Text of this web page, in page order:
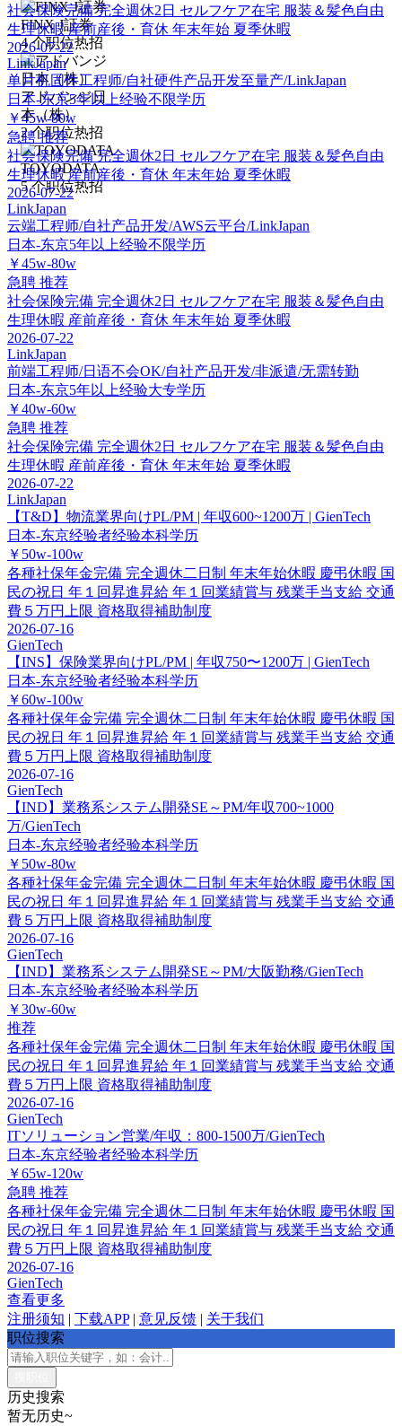
FINX J証券
4个职位热招
アドバンジ日
本（株）
2个职位热招
TOYODATA
5个职位热招
社会保険完備 完全週休2日 セルフケア在宅 服装＆髪色自由
生理休暇 産前産後・育休 年末年始 夏季休暇
2026-07-22
LinkJapan
单片机固件工程师/自社硬件产品开发至量产/LinkJapan
日本-东京5年以上经验不限学历
￥45w-80w
急聘 推荐
社会保険完備 完全週休2日 セルフケア在宅 服装＆髪色自由
生理休暇 産前産後・育休 年末年始 夏季休暇
2026-07-22
LinkJapan
云端工程师/自社产品开发/AWS云平台/LinkJapan
日本-东京5年以上经验不限学历
￥45w-80w
急聘 推荐
社会保険完備 完全週休2日 セルフケア在宅 服装＆髪色自由
生理休暇 産前産後・育休 年末年始 夏季休暇
2026-07-22
LinkJapan
前端工程师/日语不会OK/自社产品开发/非派遣/无需转勤
日本-东京5年以上经验大专学历
￥40w-60w
急聘 推荐
社会保険完備 完全週休2日 セルフケア在宅 服装＆髪色自由
生理休暇 産前産後・育休 年末年始 夏季休暇
2026-07-22
LinkJapan
【T&D】物流業界向けPL/PM | 年収600~1200万 | GienTech
日本-东京经验者经验本科学历
￥50w-100w
各種社保年金完備 完全週休二日制 年末年始休暇 慶弔休暇 国
民の祝日 年１回昇進昇給 年１回業績賞与 残業手当支給 交通
費５万円上限 資格取得補助制度
2026-07-16
GienTech
【INS】保険業界向けPL/PM | 年収750〜1200万 | GienTech
日本-东京经验者经验本科学历
￥60w-100w
各種社保年金完備 完全週休二日制 年末年始休暇 慶弔休暇 国
民の祝日 年１回昇進昇給 年１回業績賞与 残業手当支給 交通
費５万円上限 資格取得補助制度
2026-07-16
GienTech
【IND】業務系システム開発SE～PM/年収700~1000
万/GienTech
日本-东京经验者经验本科学历
￥50w-80w
各種社保年金完備 完全週休二日制 年末年始休暇 慶弔休暇 国
民の祝日 年１回昇進昇給 年１回業績賞与 残業手当支給 交通
費５万円上限 資格取得補助制度
2026-07-16
GienTech
【IND】業務系システム開発SE～PM/大阪勤務/GienTech
日本-东京经验者经验本科学历
￥30w-60w
推荐
各種社保年金完備 完全週休二日制 年末年始休暇 慶弔休暇 国
民の祝日 年１回昇進昇給 年１回業績賞与 残業手当支給 交通
費５万円上限 資格取得補助制度
2026-07-16
GienTech
ITソリューション営業/年収：800-1500万/GienTech
日本-东京经验者经验本科学历
￥65w-120w
急聘 推荐
各種社保年金完備 完全週休二日制 年末年始休暇 慶弔休暇 国
民の祝日 年１回昇進昇給 年１回業績賞与 残業手当支給 交通
費５万円上限 資格取得補助制度
2026-07-16
GienTech
查看更多
注册须知 | 下载APP | 意见反馈 | 关于我们
职位搜索
历史搜索
暂无历史~